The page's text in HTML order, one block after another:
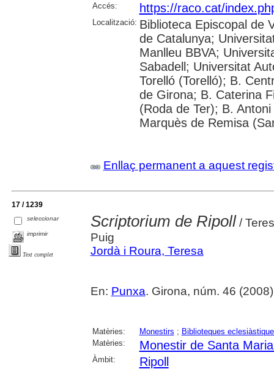
Accés: https://raco.cat/
Localització: Biblioteca Episcopal de
de Catalunya;
Manlleu BBVA;
Sabadell; Universitat
Torelló (Torelló); B.
de Girona; B. Caterina
(Roda de Ter); B.
Marquès de Remisa
Enllaç permanent a aquest
17 / 1239
seleccionar
imprimir
Text complet
Scriptorium de Ripoll/
Puig
Jordà i Roura, Teresa
En: Punxa. Girona, núm. 46
Matèries: Monestirs ; Biblioteques
Matèries:
Monestir de Santa
Àmbit: Ripoll